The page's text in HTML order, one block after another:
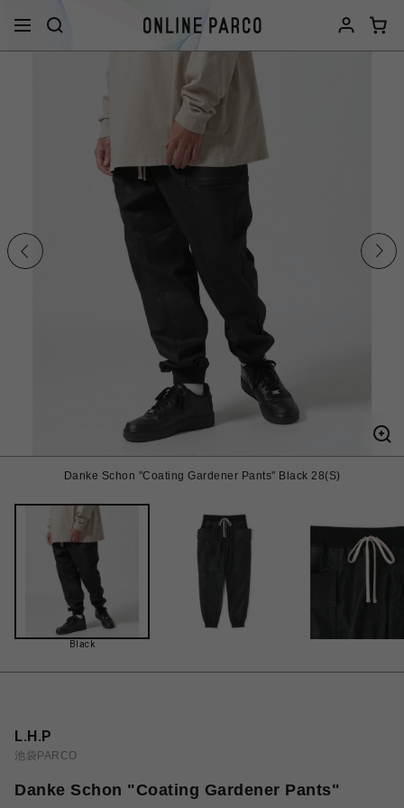
Danke Schon "Coating Gardener Pants" Black 28(S)
Black
L.H.P
池袋PARCO
Danke Schon "Coating Gardener Pants"